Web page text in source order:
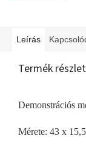
Leírás
Termék
Demonstrációs
Mérete: 43 x